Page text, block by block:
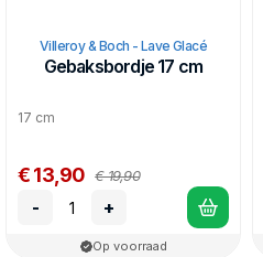
Villeroy & Boch - Lave Glacé
Gebaksbordje 17 cm
17 cm
€ 13,90 € 19,90
- +
Op voorraad